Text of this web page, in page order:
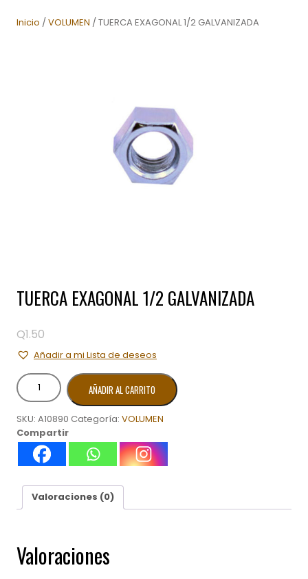
Inicio /VOLUMEN / TUERCA EXAGONAL 1/2 GALVANIZADA
TUERCA EXAGONAL 1/2 GALVANIZADA
Q1.50
Añadir a mi Lista de deseos
TUERCA
EXAGONAL
1/2
GALVANIZADA
cantidad
AÑADIR AL CARRITO
SKU: A10890 Categoría: VOLUMEN
Compartir
Valoraciones (0)
Valoraciones